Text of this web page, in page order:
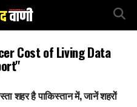
Cost of Living Data
शहर है पाकिस्तान में, जानें शहरों